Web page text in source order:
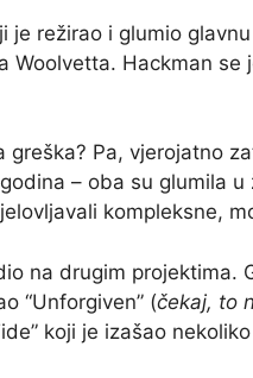
je režirao i glumio
Woolvetta. Hackman
Pa, vjerojatno
– oba su glumila
kompleksne,
na drugim projektima.
“Unforgiven” (čekaj, to
koji je izašao